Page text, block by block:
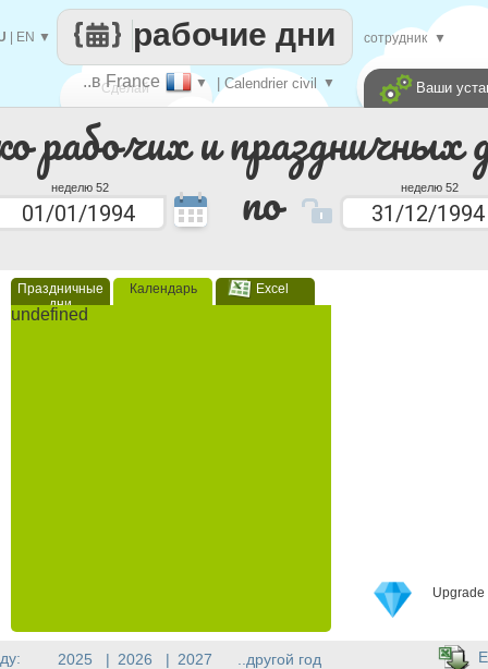
рабочих и праздничных
неделю 52 по неделю 52
Праздничные
дни
Календарь Excel
undefined
Upgrade
Сделай
каждый
..в France ▼ | Calendrier civil ▼
рабочие дни
EN ▼ сотрудник ▼
Ваши
2025 | 2026 | 2027 ..другой год